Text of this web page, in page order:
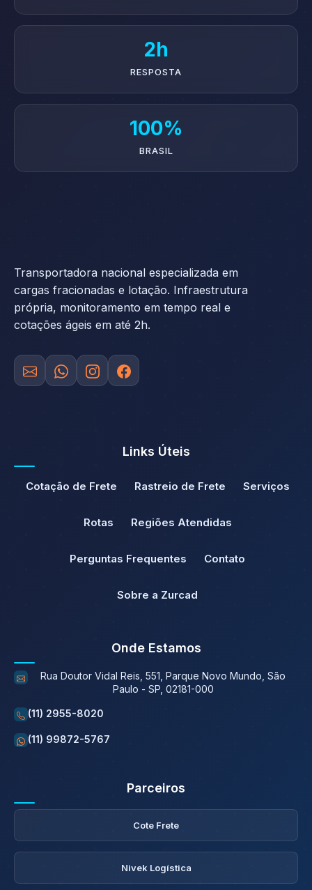
2h
RESPOSTA
100%
BRASIL
Transportadora nacional especializada em
cargas fracionadas e lotação. Infraestrutura
própria, monitoramento em tempo real e
cotações ágeis em até 2h.
Links Úteis
Cotação de Frete Rastreio de Frete Serviços
Rotas Regiões Atendidas
Perguntas Frequentes Contato
Sobre a Zurcad
Onde Estamos
Rua Doutor Vidal Reis, 551, Parque Novo Mundo, São
Paulo - SP, 02181-000
(11) 2955-8020
(11) 99872-5767
Parceiros
Cote Frete
Nivek Logística